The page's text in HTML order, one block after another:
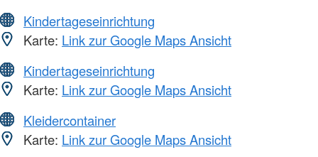
Kindertageseinrichtung
Karte: Link zur Google Maps Ansicht
Kindertageseinrichtung
Karte: Link zur Google Maps Ansicht
Kleidercontainer
Karte: Link zur Google Maps Ansicht